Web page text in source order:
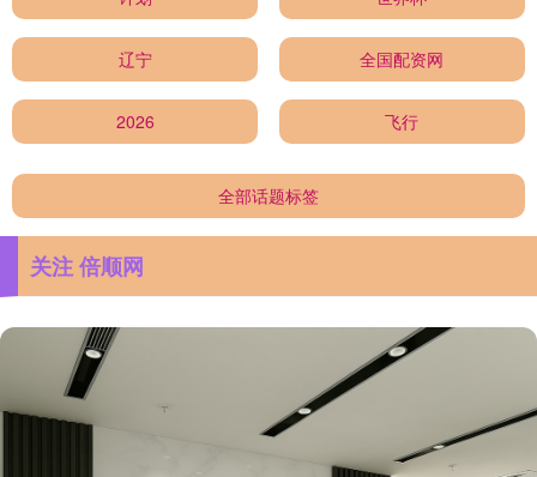
辽宁 全国配资网
2026 飞行
全部话题标签
关注 倍顺网